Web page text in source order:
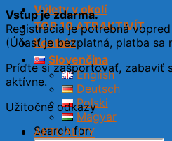
Výlety v okolí
TOP 10 ATRAKTIVÍT
Kontakt
Slovenčina
English
Deutsch
Polski
Magyar
Search for:
Vstup je zdarma.
Registrácia je potrebná vopred
(Účasť je bezplatná, platba sa
Príďte si zašportovať, zabaviť
aktívne.
Užitočné odkazy
AKTUALITY